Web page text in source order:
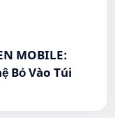
MOBILE:
Bỏ Vào Túi